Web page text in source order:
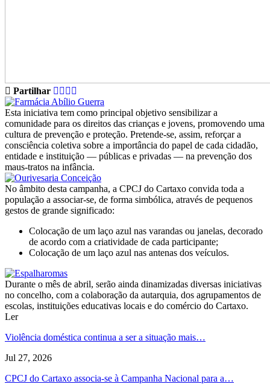
Partilhar
Esta iniciativa tem como principal objetivo sensibilizar a
comunidade para os direitos das crianças e jovens, promovendo uma
cultura de prevenção e proteção. Pretende-se, assim, reforçar a
consciência coletiva sobre a importância do papel de cada cidadão,
entidade e instituição — públicas e privadas — na prevenção dos
maus-tratos na infância.
No âmbito desta campanha, a CPCJ do Cartaxo convida toda a
população a associar-se, de forma simbólica, através de pequenos
gestos de grande significado:
Colocação de um laço azul nas varandas ou janelas, decorado
de acordo com a criatividade de cada participante;
Colocação de um laço azul nas antenas dos veículos.
Durante o mês de abril, serão ainda dinamizadas diversas iniciativas
no concelho, com a colaboração da autarquia, dos agrupamentos de
escolas, instituições educativas locais e do comércio do Cartaxo.
Ler
Violência doméstica continua a ser a situação mais…
Jul 27, 2026
CPCJ do Cartaxo associa-se à Campanha Nacional para a…